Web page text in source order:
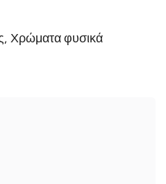
, Χρώματα φυσικά